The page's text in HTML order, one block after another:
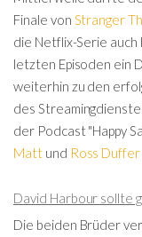
Finale von Stranger
die Netflix-Serie auch
letzten Episoden ein
weiterhin zu den
des
der Podcast "Happy
Matt und Ross Duffer
David Harbour sollte
Die beiden Brüder